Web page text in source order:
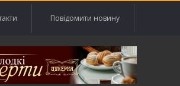
Повідомити новину